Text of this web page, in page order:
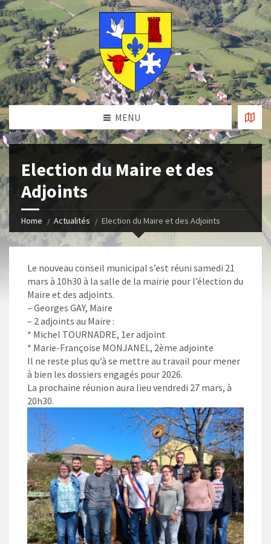
MENU
Election du Maire et des
Adjoints
Home Actualités Election du Maire et des Adjoints
Le nouveau conseil municipal s’est réuni samedi 21
mars à 10h30 à la salle de la mairie pour l’élection du
Maire et des adjoints.
– Georges GAY, Maire
– 2 adjoints au Maire :
* Michel TOURNADRE, 1er adjoint
* Marie-Françoise MONJANEL, 2ème adjointe
Il ne reste plus qu’à se mettre au travail pour mener
à bien les dossiers engagés pour 2026.
La prochaine réunion aura lieu vendredi 27 mars, à
20h30.